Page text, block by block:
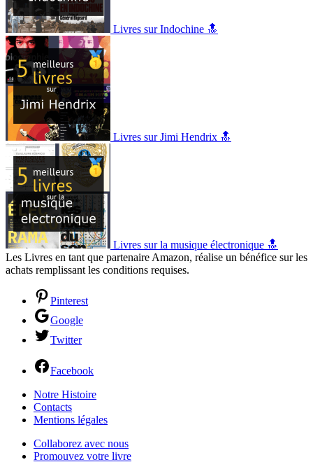
Livres sur Indochine 🔝
Livres sur Jimi Hendrix 🔝
Livres sur la musique électronique 🔝
Les Livres en tant que partenaire Amazon, réalise un bénéfice sur les
achats remplissant les conditions requises.
Pinterest
Google
Twitter
Facebook
Notre Histoire
Contacts
Mentions légales
Collaborez avec nous
Promouvez votre livre